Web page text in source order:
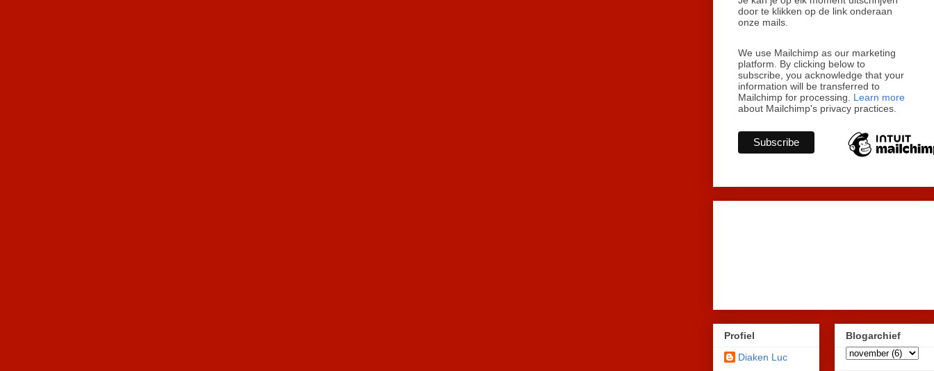
door te klikken op de link onderaan
onze mails.
We use Mailchimp as our marketing
platform. By clicking below to
subscribe, you acknowledge that your
information will be transferred to
Mailchimp for processing. Learn more
about Mailchimp's privacy practices.
Profiel
Diaken Luc
Blogarchief